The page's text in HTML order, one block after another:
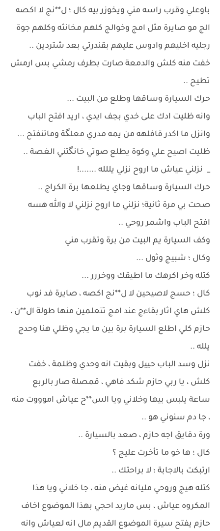
باوعلي وقرب راسه مني ويخوزر بيه كال ؛ ل**نج لا اكصه
الج مو صايرة مثل امج وخوالج كلهم مخانثه وكلهم جوة
رجليه اخليهم وادوس عليهم بقندرتي بعد شتردين ..
خفت منه كلش والدمعة صارت بطرف رمشي بس ارمش
تطيح ..
حرك السيارة وساقها وطلع من البيت ...
وانه ظليت ادك على خدي بجف ايدي ، اريد افتح الباب
وانزل ما اكدر قافلهه من يمه مدري معلگة وماتنفتح ...
ظليت اصيح علي وكوة يطلع صوتي خانگتني الغصة ..
_ نزلني عياش ما اروح نزلي يللله .......!
حرك السيارة وساقها وجاي يطلعها برة الكراج ..
صحت بي مرة ثانية؛ نزلني ما اروح نزلني لا والله هسه
افتح الباب واشمر روحي ..
وكف السيارة يم البيت من برة وتقرب مني
وكال ؛ شبيج وثول ...
كتله وخر اكرهك ما اطيقك ووخررر ...
كال ؛ حسج لاصيحين لا ل**نج اكصه ، صايرة فد نوب
كلش هاي اثار بقاءج عند امج تتعلمين منها طولة ال**ن ،
حازم كلي اطلع السيارة برة بين ما يجي وظلي هنا وحدج
يلله ..
نزل وسد الباب حييل وبقيت انه وحدي وظلمة ، خفت
كلش ، يا ربي حازم شكد فاهي ، قمصلة صار بالربع
ساعة يلبس بيها وخلاني ويا الس**ح عياش اموووت منه
، جا دم سنوني هو ..
ورة دقايق اجه حازم ، صعد بالسيارة ..
كال ؛ ها خو ما تأخرت عليج ؟
ارتبكت بالاجابة ؛ لا براحتك ..
كتله هيج وروحي مليانه غيض منه ، جا خلاني ويا هذا
المكروه عياش ، بس ماريد احجي بهذا الموضوع اخاف
حازم يفتح سيرة الموضوع القديم مال انه لعياش وانه